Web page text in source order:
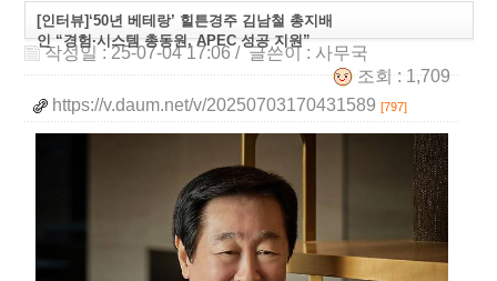
[인터뷰]‘50년 베테랑’ 힐튼경주 김남철 총지배
인 “경험·시스템 총동원, APEC 성공 지원”
작성일 : 25-07-04 17:06 / 글쓴이 : 사무국
조회 : 1,709
https://v.daum.net/v/20250703170431589 [797]